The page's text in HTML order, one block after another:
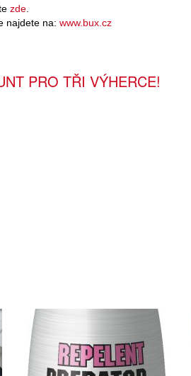
zde
najdete na: www.bux.cz
PRO TŘI VÝHERCE!